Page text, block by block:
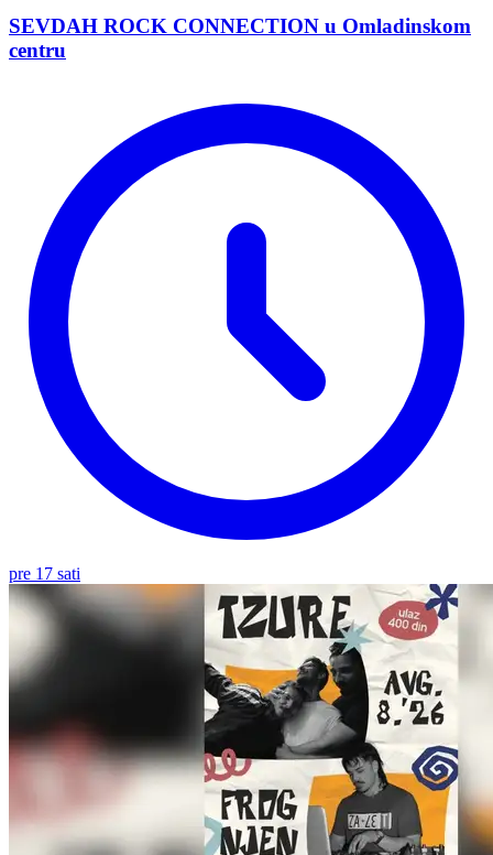
SEVDAH ROCK CONNECTION u Omladinskom
centru
pre 17 sati